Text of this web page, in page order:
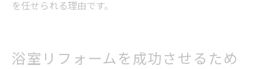
を任せられる理由です。
浴室リフォームを成功させるため